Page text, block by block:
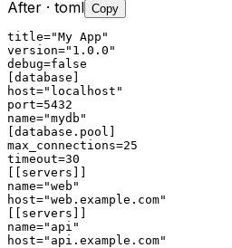
After · toml Copy
title="My App"
version="1.0.0"
debug=false
[database]
host="localhost"
port=5432
name="mydb"
[database.pool]
max_connections=25
timeout=30
[[servers]]
name="web"
host="web.example.com"
[[servers]]
name="api"
host="api.example.com"